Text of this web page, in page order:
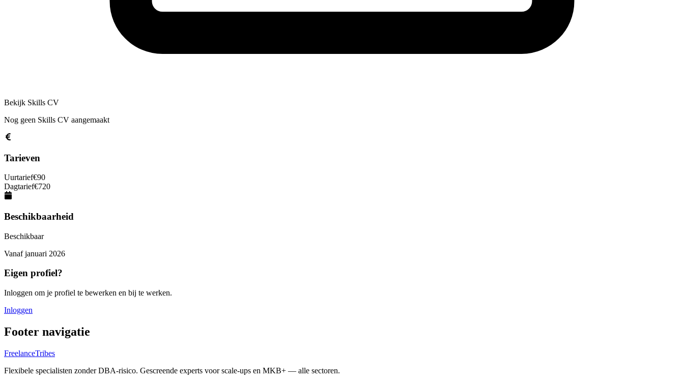
Bekijk Skills CV
Nog geen Skills CV aangemaakt
Tarieven
Uurtarief€90
Dagtarief€720
Beschikbaarheid
Beschikbaar
Vanaf januari 2026
Eigen profiel?
Inloggen om je profiel te bewerken en bij te werken.
Inloggen
Footer navigatie
FreelanceTribes
Flexibele specialisten zonder DBA-risico. Gescreende experts voor scale-ups en MKB+ — alle sectoren.